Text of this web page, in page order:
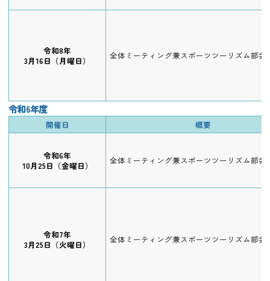
令和8年
3月16日（月曜日）
全体ミーティング兼スポーツツーリズム部会
令和6年度
開催日 概要
令和6年
10月25日（金曜日）
全体ミーティング兼スポーツツーリズム部会
令和7年
3月25日（火曜日）
全体ミーティング兼スポーツツーリズム部会